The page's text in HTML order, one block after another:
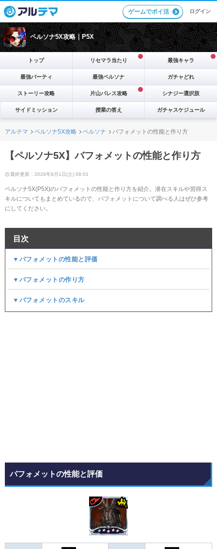
ゲームでポイ活 ログイン
ペルソナ5X攻略｜P5X
トップ リセマラ当たり 最強キャラ
最強パーティ 最強ペルソナ ガチャどれ
ストーリー攻略 片山パレス攻略 シナジー選択肢
サイドミッション 授業の答え ガチャスケジュール
アルテマ ペルソナ5X攻略 ペルソナ バフォメットの性能と作り方
【ペルソナ5X】バフォメットの性能と作り方
最終更新：2026年8月1日(土) 08:01
ペルソナ5X(P5X)のバフォメットの性能と作り方を紹介。潜在スキルや習得ス
キルについてもまとめているので、バフォメットについて調べる人はぜひ参考
にしてください。
目次
▼バフォメットの性能と評価
▼バフォメットの作り方
▼バフォメットのスキル
バフォメットの性能と評価